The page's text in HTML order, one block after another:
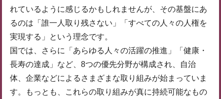
れているように感じるかもしれませんが、その基盤にあ
るのは「誰一人取り残さない」「すべての人々の人権を
実現する」という理念です。
国では、さらに「あらゆる人々の活躍の推進」「健康・
長寿の達成」など、8つの優先分野が構成され、自治
体、企業などによるさまざまな取り組みが始まっていま
す。もっとも、これらの取り組みが真に持続可能なもの